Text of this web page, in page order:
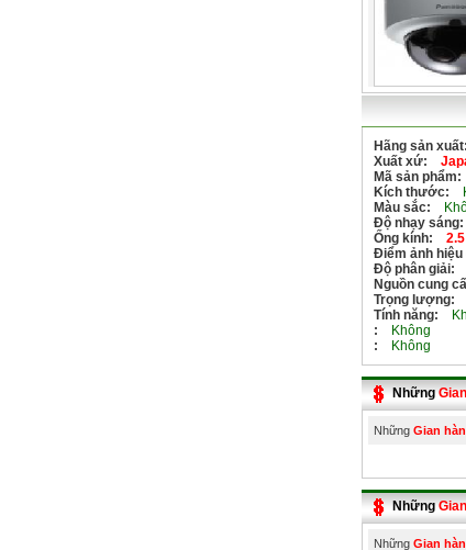
Hãng sản xuất:
Xuất xứ:
Mã sản phẩm:
Kích thước:
Màu sắc:
Độ nhạy sáng:
Ống kính:
Điểm ảnh hiệu
Độ phân giải:
Nguồn cung
Trọng lượng:
Tính năng:
:
Không
:
Không
Những
Những Gian
Những
Những Gian